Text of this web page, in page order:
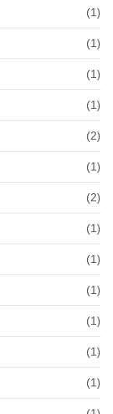
(1)
(1)
(1)
(1)
(2)
(1)
(2)
(1)
(1)
(1)
(1)
(1)
(1)